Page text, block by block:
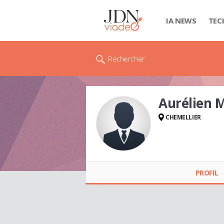
IA NEWS
Rechercher
Aurélien
CHEMELLIER
PROFIL